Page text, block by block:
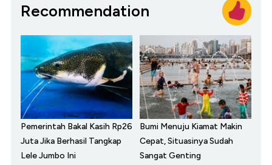
Recommendation
Pemerintah Bakal Kasih Rp26
Juta Jika Berhasil Tangkap
Lele Jumbo Ini
Bumi Menuju Kiamat Makin
Cepat, Situasinya Sudah
Sangat Genting